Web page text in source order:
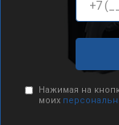
Нажимая на
моих